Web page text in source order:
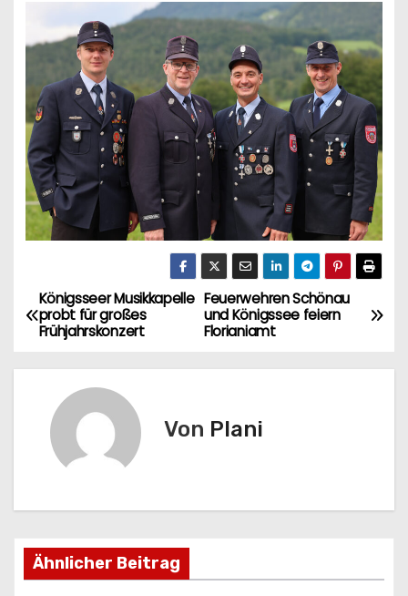
B
e
g
s
Feuerwehren Schönau
und Königssee feiern
Florianiamt
Königsseer Musikkapelle
probt für großes
Frühjahrskonzert
Von Plani
Ähnlicher Beitrag